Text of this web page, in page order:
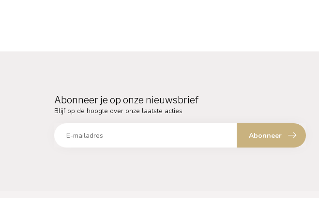
Abonneer je op onze nieuwsbrief
Blijf op de hoogte over onze laatste acties
Abonneer